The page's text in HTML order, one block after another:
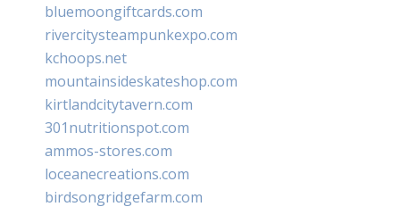
bluemoongiftcards.com
rivercitysteampunkexpo.com
kchoops.net
mountainsideskateshop.com
kirtlandcitytavern.com
301nutritionspot.com
ammos-stores.com
loceanecreations.com
birdsongridgefarm.com